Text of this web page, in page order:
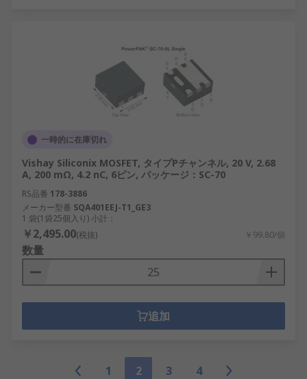
一時的に在庫切れ
Vishay Siliconix MOSFET, タイプPチャンネル, 20 V, 2.68
A, 200 mΩ, 4.2 nC, 6ピン, パッケージ：SC-70
RS品番 178-3886
メーカー型番 SQA401EEJ-T1_GE3
1 袋(1袋25個入り) 小計：
￥2,495.00(税抜) ￥99.80/個
数量
追加
1 2 3
4